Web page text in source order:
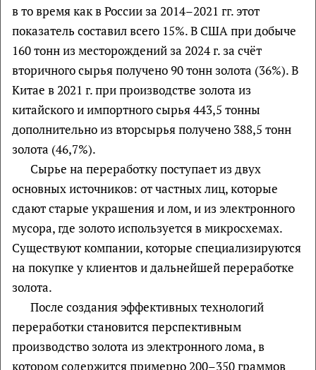
в то время как в России за 2014–2021 гг. этот
показатель составил всего 15%. В США при добыче
160 тонн из месторождений за 2024 г. за счёт
вторичного сырья получено 90 тонн золота (36%). В
Китае в 2021 г. при производстве золота из
китайского и импортного сырья 443,5 тонны
дополнительно из вторсырья получено 388,5 тонн
золота (46,7%).
Сырье на переработку поступает из двух
основных источников: от частных лиц, которые
сдают старые украшения и лом, и из электронного
мусора, где золото используется в микросхемах.
Существуют компании, которые специализируются
на покупке у клиентов и дальнейшей переработке
золота.
После создания эффективных технологий
переработки становится перспективным
производство золота из электронного лома, в
котором содержится примерно 200–350 граммов